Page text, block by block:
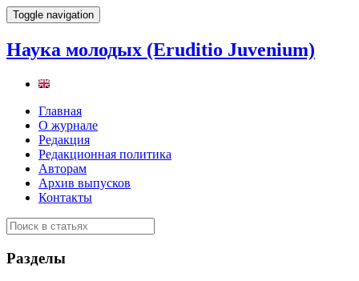
Toggle navigation
Наука молодых (Eruditio Juvenium)
Главная
О журнале
Редакция
Редакционная политика
Авторам
Архив выпусков
Контакты
Разделы